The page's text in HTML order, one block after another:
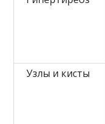
Узлы и кисты